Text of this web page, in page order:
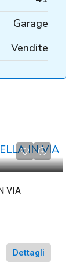
Garage
Vendite
VIA
Dettagli